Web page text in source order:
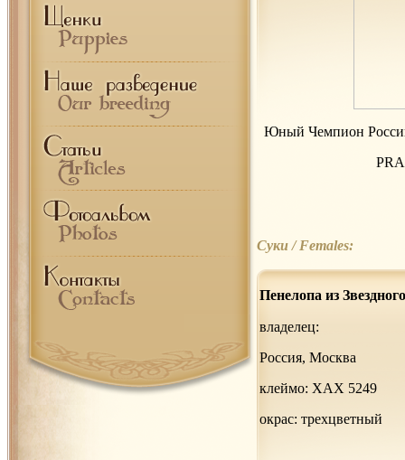
Юный Чемпион
Суки/ Females:
Пенелопа из
владелец:
Россия, Москва
клеймо: XАХ 5249
окрас: трехцветный